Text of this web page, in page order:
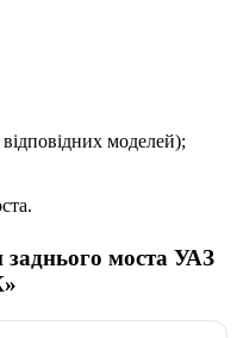
моделей);
заднього моста УАЗ